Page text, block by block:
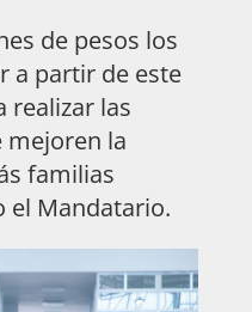
de pesos los
a partir de este
realizar las
mejoren la
familias
el Mandatario.